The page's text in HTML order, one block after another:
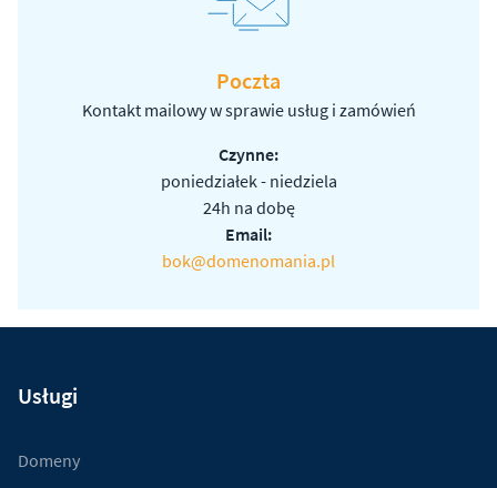
Poczta
Kontakt mailowy w sprawie usług i zamówień
Czynne:
poniedziałek - niedziela
24h na dobę
Email:
bok@domenomania.pl
Usługi
Domeny